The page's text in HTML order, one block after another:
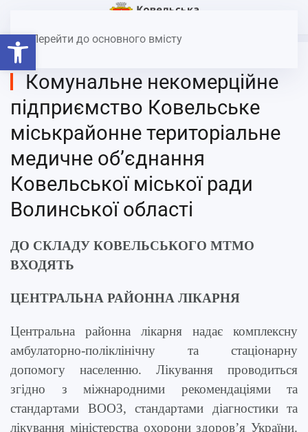
Відкрити Панель інструментів
Перейти до основного вмісту
Комунальне некомерційне
підприємство Ковельське
міськрайонне територіальне
медичне об’єднання
Ковельської міської ради
Волинської області
ДО СКЛАДУ КОВЕЛЬСЬКОГО MTMO
ВХОДЯТЬ
ЦЕНТРАЛЬНА РАЙОННА ЛІКАРНЯ
Центральна районна лікарня надає комплексну
амбулаторно-поліклінічну та стаціонарну
допомогу населенню. Лікування проводиться
згідно з міжнародними рекомендаціями та
стандартами ВООЗ, стандартами діагностики та
лікування міністерства охорони здоров’я України.